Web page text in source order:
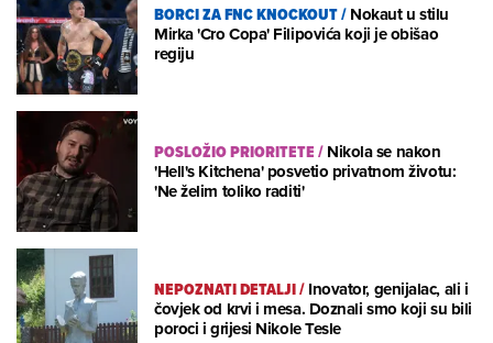
BORCI ZA FNC KNOCKOUT/Nokaut u stilu
Mirka 'Cro Copa' Filipovića koji je obišao
regiju
POSLOŽIO PRIORITETE/Nikola se nakon
'Hell's Kitchena' posvetio privatnom životu:
'Ne želim toliko raditi'
NEPOZNATI DETALJI/Inovator, genijalac, ali i
čovjek od krvi i mesa. Doznali smo koji su bili
poroci i grijesi Nikole Tesle